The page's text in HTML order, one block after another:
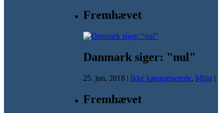
Fremhævet
Danmark siger: "nul"
25. jun, 2018 | Ikke kategoriserede, Miljø |
Fremhævet